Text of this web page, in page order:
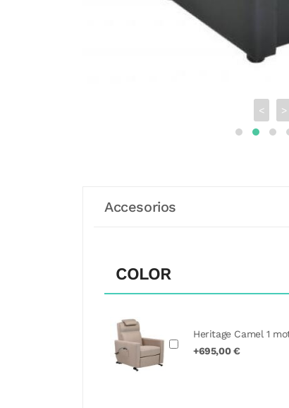
< >
Accesorios
COLOR
Heritage Camel 1
+695,00 €